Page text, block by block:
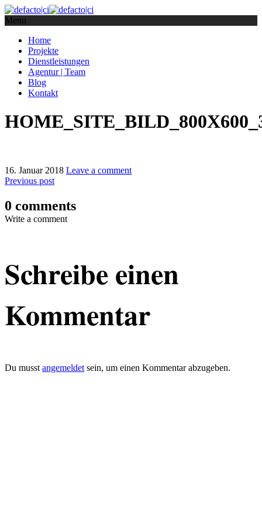
Menu
Home
Projekte
Dienstleistungen
Agentur | Team
Blog
Kontakt
16. Januar 2018 Leave a comment
Previous post
0 comments
Write a comment
Schreibe einen
Kommentar
Du musst angemeldet sein, um einen Kommentar abzugeben.